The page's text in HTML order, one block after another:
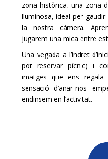
zona històrica, una zona
lluminosa, ideal per
la nostra càmera.
jugarem una mica entre
Una vegada a l’indret
pot reservar pícnic) i
imatges que ens
sensació d’anar-nos
endinsem en l’activitat.